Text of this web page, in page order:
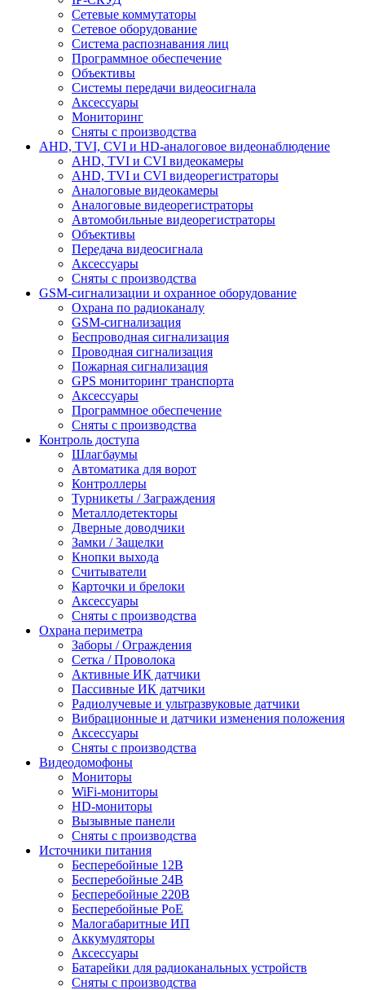
Сетевые коммутаторы
Сетевое оборудование
Система распознавания лиц
Программное обеспечение
Объективы
Системы передачи видеосигнала
Аксессуары
Мониторинг
Сняты с производства
AHD, TVI, CVI и HD-аналоговое видеонаблюдение
AHD, TVI и CVI видеокамеры
AHD, TVI и CVI видеорегистраторы
Аналоговые видеокамеры
Аналоговые видеорегистраторы
Автомобильные видеорегистраторы
Объективы
Передача видеосигнала
Аксессуары
Сняты с производства
GSM-сигнализации и охранное оборудование
Охрана по радиоканалу
GSM-сигнализация
Беспроводная сигнализация
Проводная сигнализация
Пожарная сигнализация
GPS мониторинг транспорта
Аксессуары
Программное обеспечение
Сняты с производства
Контроль доступа
Шлагбаумы
Автоматика для ворот
Контроллеры
Турникеты / Заграждения
Металлодетекторы
Дверные доводчики
Замки / Защелки
Кнопки выхода
Считыватели
Карточки и брелоки
Аксессуары
Сняты с производства
Охрана периметра
Заборы / Ограждения
Сетка / Проволока
Активные ИК датчики
Пассивные ИК датчики
Радиолучевые и ультразвуковые датчики
Вибрационные и датчики изменения положения
Аксессуары
Сняты с производства
Видеодомофоны
Мониторы
WiFi-мониторы
HD-мониторы
Вызывные панели
Сняты с производства
Источники питания
Бесперебойные 12В
Бесперебойные 24В
Бесперебойные 220В
Бесперебойные PoE
Малогабаритные ИП
Аккумуляторы
Аксессуары
Батарейки для радиоканальных устройств
Сняты с производства